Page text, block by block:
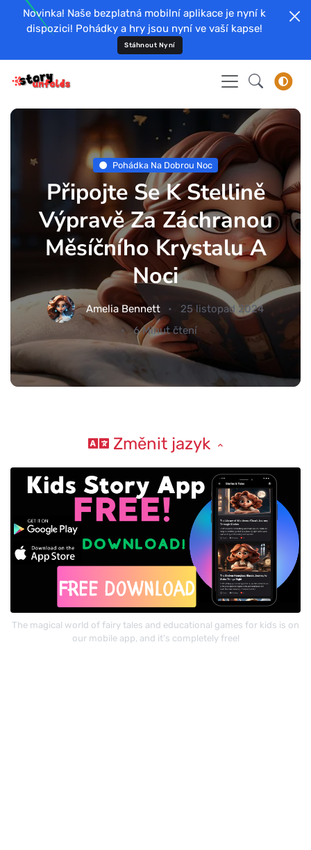
Novinka! Naše bezplatná mobilní aplikace je nyní k
dispozici! Pohádky a hry jsou nyní ve vaší kapse!
Stáhnout Nyní
Pohádka Na Dobrou Noc
Připojte Se K Stellině
Výpravě Za Záchranou
Měsíčního Krystalu A
Noci
Amelia Bennett
25 listopad 2024
6 Minut čtení
Změnit jazyk
The magical world of fairy tales and educational games for kids is on
our mobile app, and it's completely free!